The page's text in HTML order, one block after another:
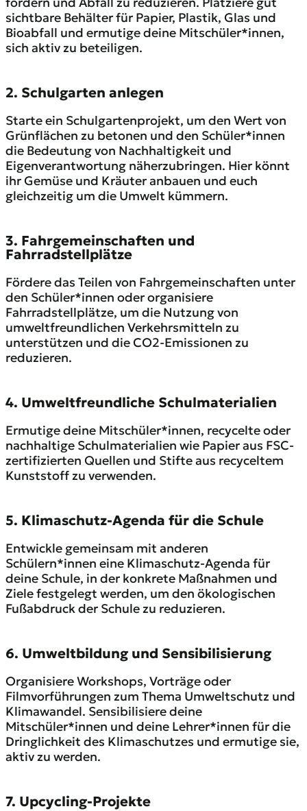
sichtbare Behälter für Papier, Plastik, Glas und
Bioabfall und ermutige deine Mitschüler*innen,
sich aktiv zu beteiligen.
2. Schulgarten anlegen
Starte ein Schulgartenprojekt, um den Wert von
Grünflächen zu betonen und den Schüler*innen
die Bedeutung von Nachhaltigkeit und
Eigenverantwortung näherzubringen. Hier könnt
ihr Gemüse und Kräuter anbauen und euch
gleichzeitig um die Umwelt kümmern.
3. Fahrgemeinschaften und
Fahrradstellplätze
Fördere das Teilen von Fahrgemeinschaften unter
den Schüler*innen oder organisiere
Fahrradstellplätze, um die Nutzung von
umweltfreundlichen Verkehrsmitteln zu
unterstützen und die CO2-Emissionen zu
reduzieren.
4. Umweltfreundliche Schulmaterialien
Ermutige deine Mitschüler*innen, recycelte oder
nachhaltige Schulmaterialien wie Papier aus FSC-
zertifizierten Quellen und Stifte aus recyceltem
Kunststoff zu verwenden.
5. Klimaschutz-Agenda für die Schule
Entwickle gemeinsam mit anderen
Schülern*innen eine Klimaschutz-Agenda für
deine Schule, in der konkrete Maßnahmen und
Ziele festgelegt werden, um den ökologischen
Fußabdruck der Schule zu reduzieren.
6. Umweltbildung und Sensibilisierung
Organisiere Workshops, Vorträge oder
Filmvorführungen zum Thema Umweltschutz und
Klimawandel. Sensibilisiere deine
Mitschüler*innen und deine Lehrer*innen für die
Dringlichkeit des Klimaschutzes und ermutige sie,
aktiv zu werden.
7. Upcycling-Projekte